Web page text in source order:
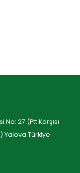
27 (Ptt Karşısı
Yalova Türkiye